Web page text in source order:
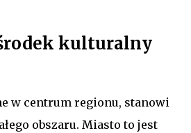
kulturalny
w centrum regionu, stanowi
obszaru. Miasto to jest